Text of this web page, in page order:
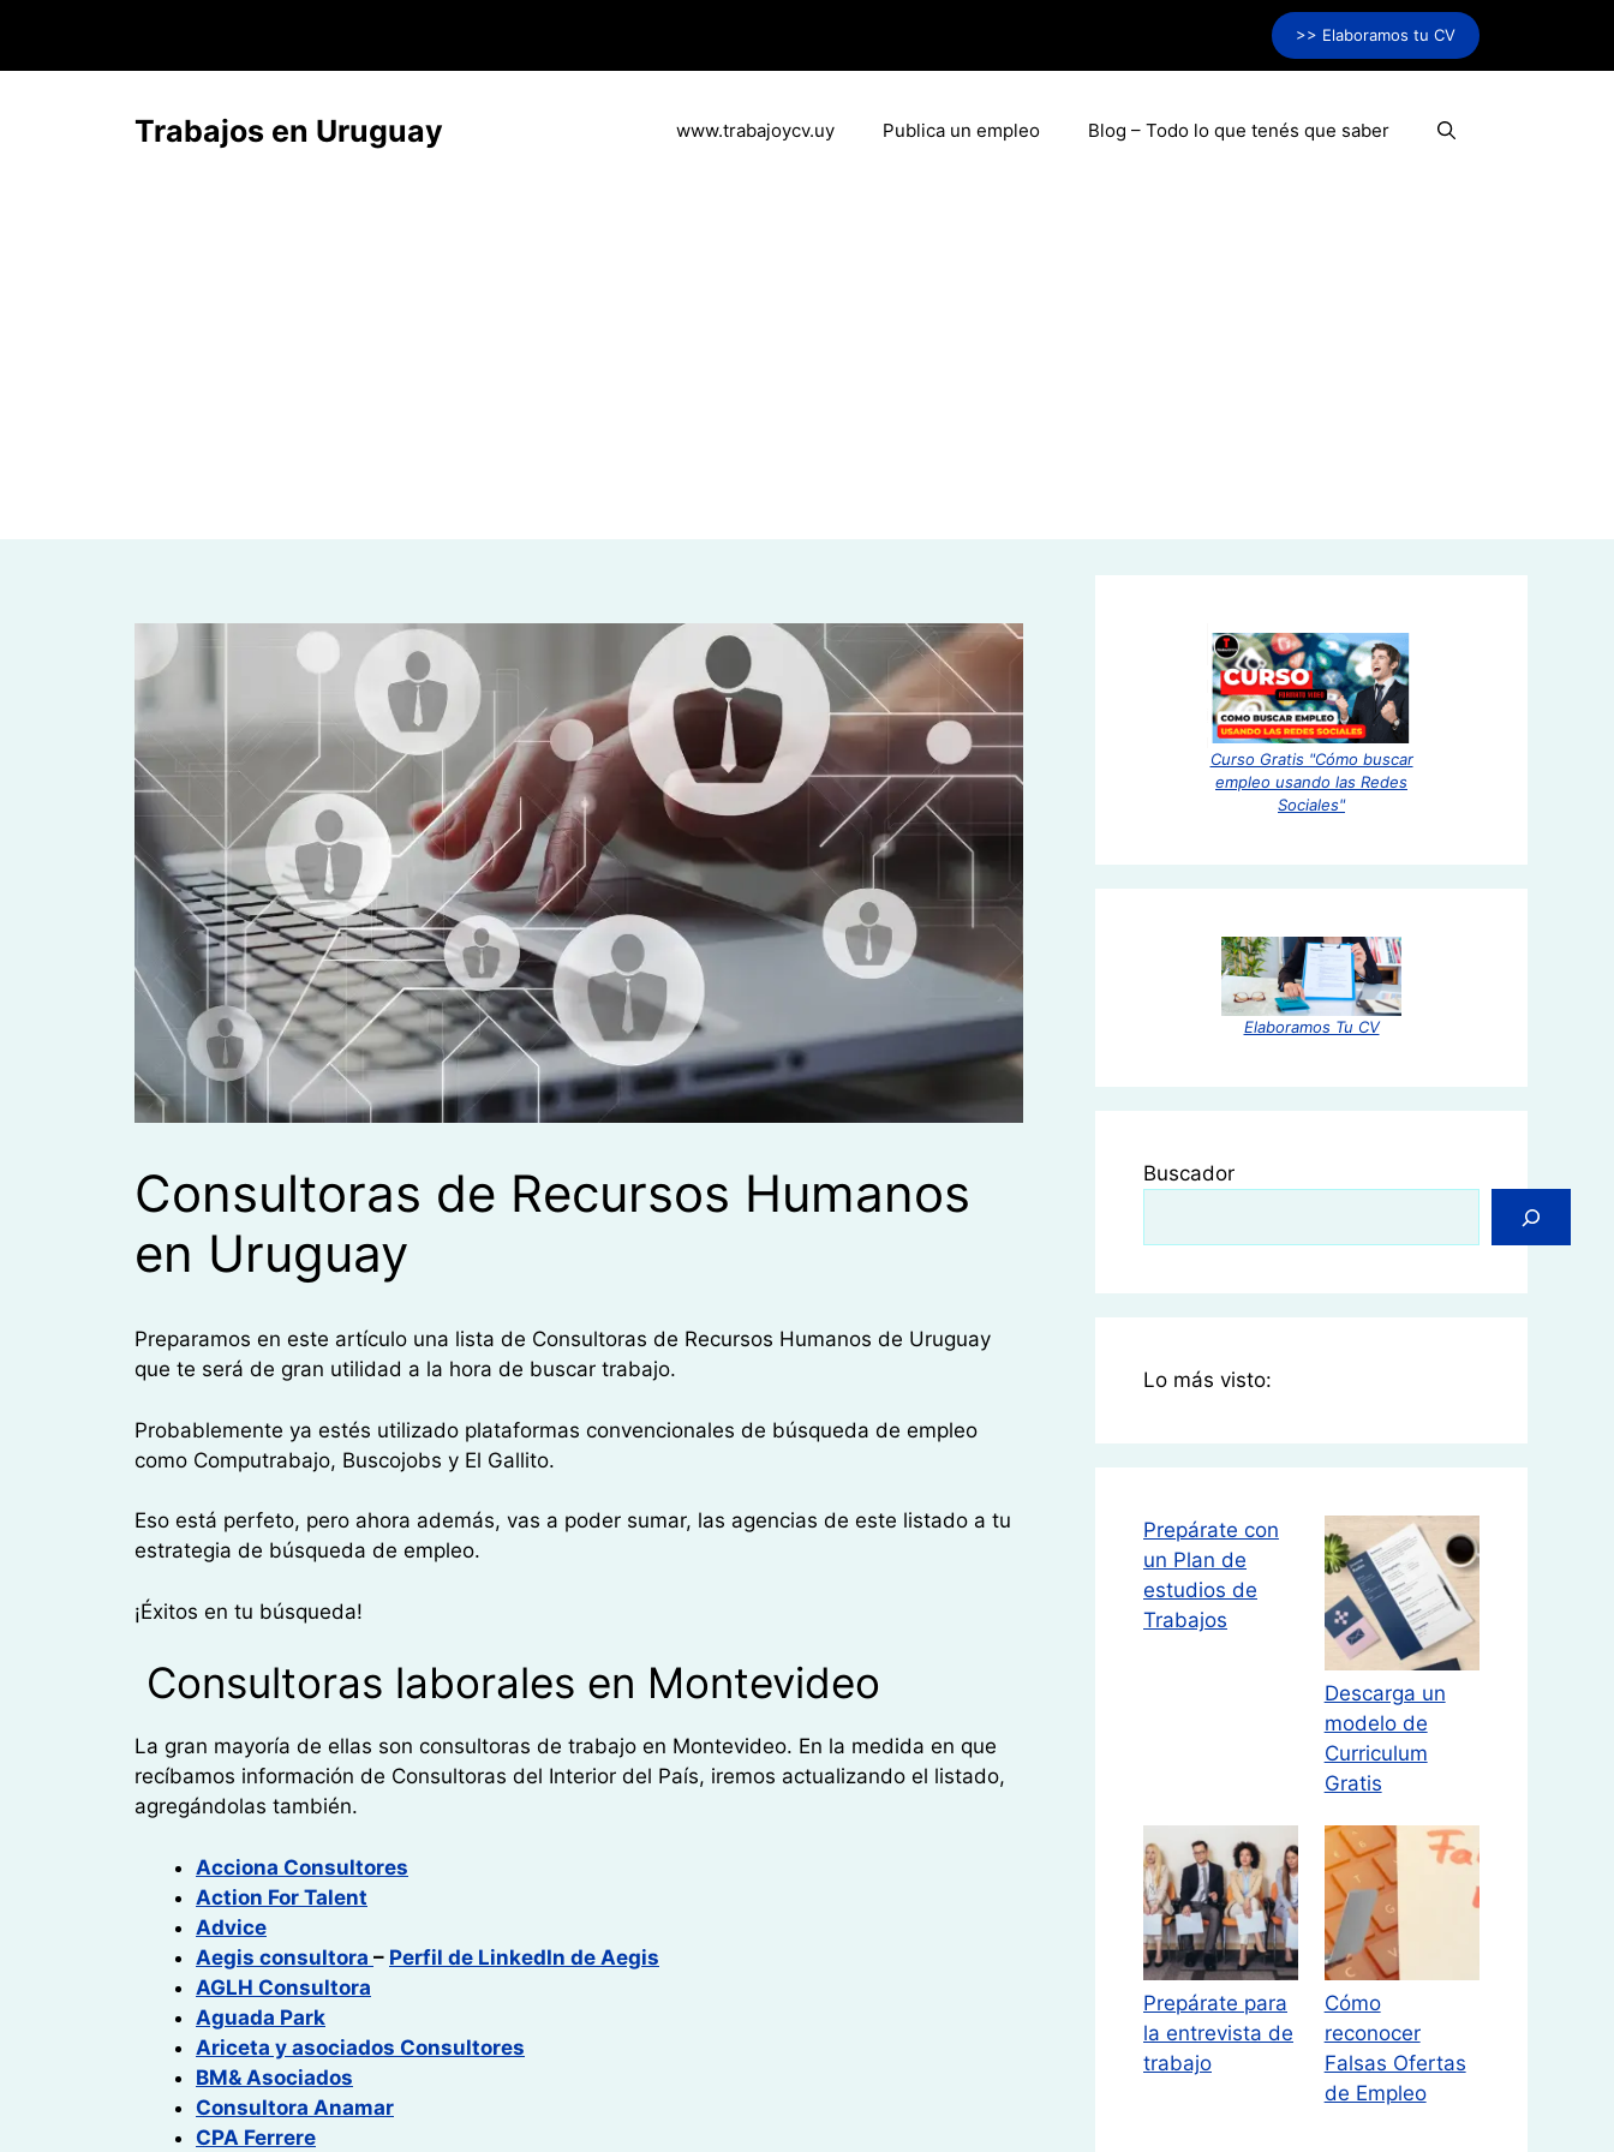
contenido
>> Elaboramos tu CV
Trabajos en Uruguay www.trabajoycv.uy Publica un empleo Blog – Todo lo que tenés que saber
Consultoras de Recursos Humanos
en Uruguay
Preparamos en este artículo una lista de Consultoras de Recursos Humanos de Uruguay
que te será de gran utilidad a la hora de buscar trabajo.
Probablemente ya estés utilizado plataformas convencionales de búsqueda de empleo
como Computrabajo, Buscojobs y El Gallito.
Eso está perfeto, pero ahora además, vas a poder sumar, las agencias de este listado a tu
estrategia de búsqueda de empleo.
¡Éxitos en tu búsqueda!
Consultoras laborales en Montevideo
La gran mayoría de ellas son consultoras de trabajo en Montevideo. En la medida en que
recíbamos información de Consultoras del Interior del País, iremos actualizando el listado,
agregándolas también.
Acciona Consultores
Action For Talent
Advice
Aegis consultora – Perfil de LinkedIn de Aegis
AGLH Consultora
Aguada Park
Ariceta y asociados Consultores
BM& Asociados
Consultora Anamar
CPA Ferrere
Curso Gratis "Cómo buscar
empleo usando las Redes
Sociales"
Elaboramos Tu CV
Buscador
Lo más visto:
Prepárate con
un Plan de
estudios de
Trabajos
Descarga un
modelo de
Curriculum
Gratis
Prepárate para
la entrevista de
trabajo
Cómo
reconocer
Falsas Ofertas
de Empleo